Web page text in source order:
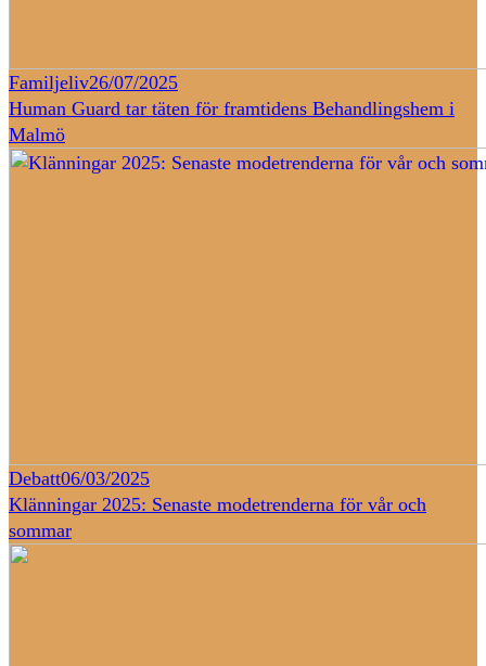
Familjeliv26/07/2025
Human Guard tar täten för framtidens Behandlingshem i
Malmö
Debatt06/03/2025
Klänningar 2025: Senaste modetrenderna för vår och
sommar